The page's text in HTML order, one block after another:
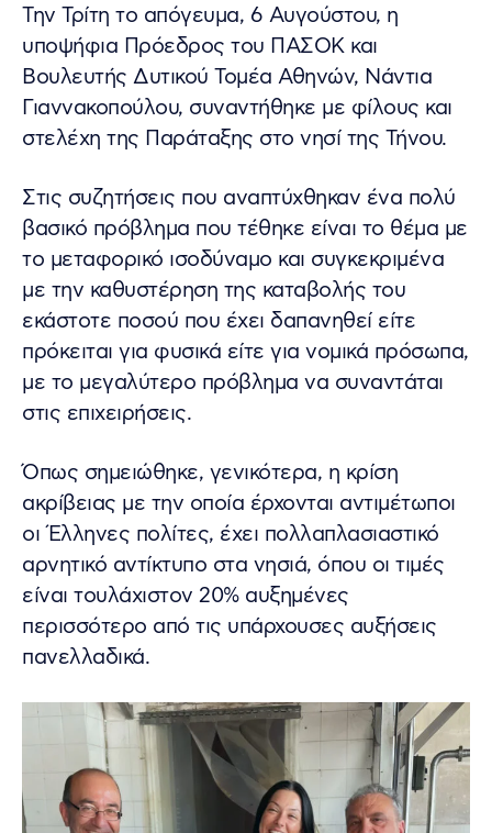
Την Τρίτη το απόγευμα, 6 Αυγούστου, η
υποψήφια Πρόεδρος του ΠΑΣΟΚ και
Βουλευτής Δυτικού Τομέα Αθηνών, Νάντια
Γιαννακοπούλου, συναντήθηκε με φίλους και
στελέχη της Παράταξης στο νησί της Τήνου.
Στις συζητήσεις που αναπτύχθηκαν ένα πολύ
βασικό πρόβλημα που τέθηκε είναι το θέμα με
το μεταφορικό ισοδύναμο και συγκεκριμένα
με την καθυστέρηση της καταβολής του
εκάστοτε ποσού που έχει δαπανηθεί είτε
πρόκειται για φυσικά είτε για νομικά πρόσωπα,
με το μεγαλύτερο πρόβλημα να συναντάται
στις επιχειρήσεις.
Όπως σημειώθηκε, γενικότερα, η κρίση
ακρίβειας με την οποία έρχονται αντιμέτωποι
οι Έλληνες πολίτες, έχει πολλαπλασιαστικό
αρνητικό αντίκτυπο στα νησιά, όπου οι τιμές
είναι τουλάχιστον 20% αυξημένες
περισσότερο από τις υπάρχουσες αυξήσεις
πανελλαδικά.